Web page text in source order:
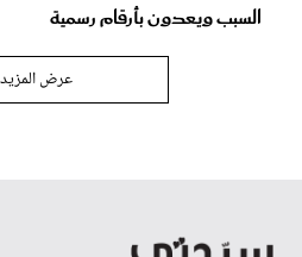
السبب ويعدون بأرقام رسمية
عرض المزيد